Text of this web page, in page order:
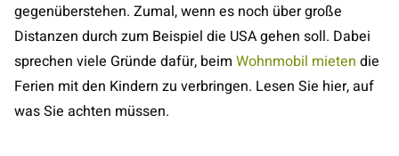
gegenüberstehen. Zumal, wenn es noch über große
Distanzen durch zum Beispiel die USA gehen soll. Dabei
sprechen viele Gründe dafür, beim Wohnmobil mieten die
Ferien mit den Kindern zu verbringen. Lesen Sie hier, auf
was Sie achten müssen.